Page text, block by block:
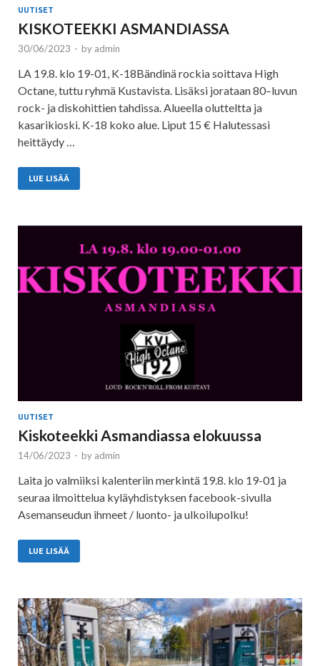
UUTISET
KISKOTEEKKI ASMANDIASSA
30/06/2023 - by admin
LA 19.8. klo 19-01‪, K-18Bändinä rockia soittava High
Octane, tuttu ryhmä Kustavista. Lisäksi jorataan 80–luvun
rock- ja diskohittien tahdissa. Alueella olutteltta ja
kasarikioski. K-18 koko alue. Liput 15 € Halutessasi
heittäydy …
LUE LISÄÄ
UUTISET
Kiskoteekki Asmandiassa elokuussa
14/06/2023 - by admin
Laita jo valmiiksi kalenteriin merkintä 19.8. klo 19-01 ja
seuraa ilmoittelua kyläyhdistyksen facebook-sivulla
Asemanseudun ihmeet / luonto- ja ulkoilupolku!
LUE LISÄÄ